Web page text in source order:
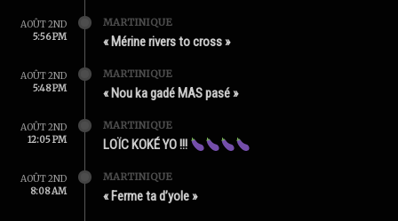
AOÛT 2ND
5:56 PM
MARTINIQUE
« Mérine rivers to cross »
AOÛT 2ND
5:48 PM
MARTINIQUE
« Nou ka gadé MAS pasé »
AOÛT 2ND
12:05 PM
MARTINIQUE
LOÏC KOKÉ YO !!!
AOÛT 2ND
8:08 AM
MARTINIQUE
« Ferme ta d’yole »